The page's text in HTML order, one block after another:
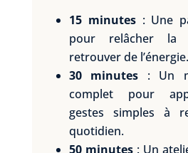
15 minutes: Une
pour relâcher la
retrouver de l’énergie.
30 minutes : Un
complet pour
gestes simples à
quotidien.
50 minutes: Un